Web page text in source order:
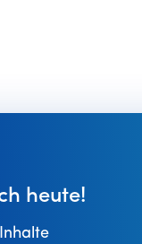
heute!